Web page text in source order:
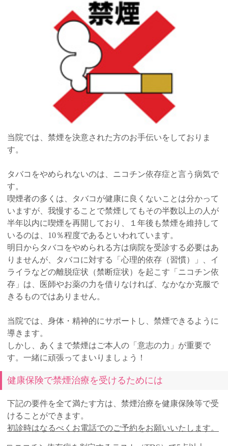
当院では、禁煙を決意された方のお手伝いをしておりま
す。
タバコをやめられないのは、ニコチン依存症と言う病気で
す。
喫煙者の多くは、タバコが健康に良くないことは分かって
いますが、我慢することで禁煙してもその半数以上の人が
半年以内に喫煙を再開しており、１年後も禁煙を維持して
いるのは、10％程度であるといわれています。
明日からタバコをやめられる方は病院を受診する必要はあ
りませんが、タバコに対する「心理的依存（習慣）」、イ
ライラなどの離脱症状（禁断症状）を起こす「ニコチン依
存」は、医師やお薬の力を借りなければ、なかなか克服で
きるものではありません。
当院では、身体・精神的にサポートし、禁煙できるように
導きます。
しかし、あくまで禁煙はご本人の「意志の力」が重要で
す。一緒に頑張ってまいりましょう！
健康保険で禁煙治療を受けるためには
下記の要件を全て満たす方は、禁煙治療を健康保険等で受
けることができます。
初診時はなるべくお電話でのご予約をお願いいたします。